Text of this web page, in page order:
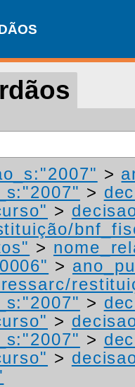
>
>
>
>
>
>
>
>
>